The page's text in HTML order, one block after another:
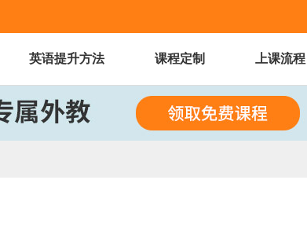
英语提升方法 课程定制 上课流程